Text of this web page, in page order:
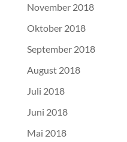
November 2018
Oktober 2018
September 2018
August 2018
Juli 2018
Juni 2018
Mai 2018